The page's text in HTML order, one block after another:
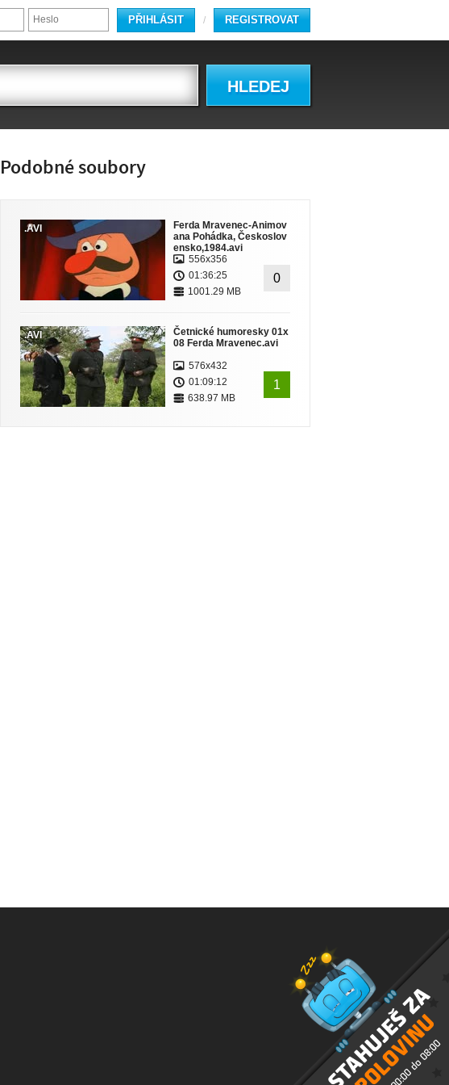
/
PŘIHLÁSIT REGISTROVAT
HLEDEJ
Podobné soubory
.AVI
Ferda Mravenec-Animov
ana Pohádka, Českoslov
ensko,1984.avi
556x356
01:36:25
1001.29 MB
0
.AVI
Četnické humoresky 01x
08 Ferda Mravenec.avi
576x432
01:09:12
638.97 MB
1